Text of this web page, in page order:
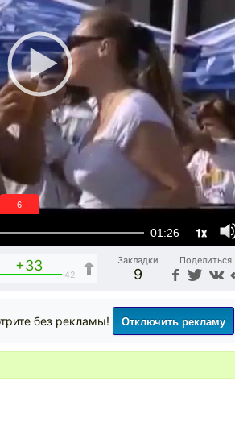
01:26 1x
5
+33
42
Закладки
9
Поделиться
без рекламы! Отключить рекламу